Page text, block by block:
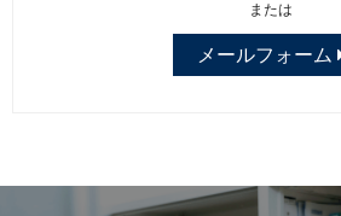
または
メールフォーム